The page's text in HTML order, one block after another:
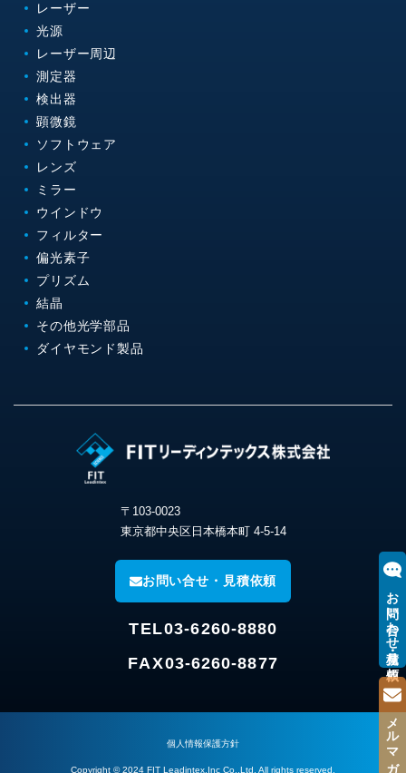
〒103-0023
東京都中央区日本橋本町 4-5-14
お問い合せ・見積依頼
TEL03-6260-8880
FAX03-6260-8877
レーザー
光源
レーザー周辺
測定器
検出器
顕微鏡
ソフトウェア
レンズ
ミラー
ウインドウ
フィルター
偏光素子
プリズム
結晶
その他光学部品
ダイヤモンド製品
個人情報保護方針
Copyright © 2024 FIT Leadintex,Inc Co.,Ltd. All rights reserved.
お問い合わせ・見積り依頼
メルマガ登録